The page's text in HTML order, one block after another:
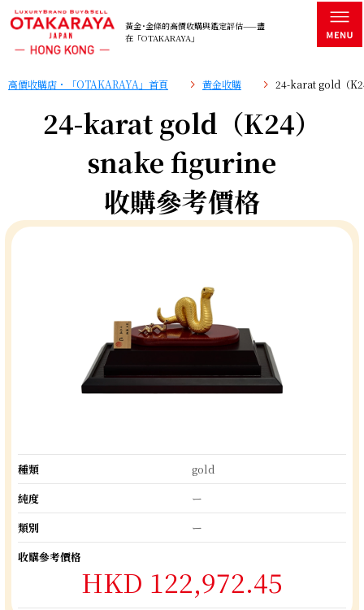
黃金･金條的高價收購與鑑定評估——盡
在「OTAKARAYA」
高價收購店・「OTAKARAYA」首頁 黄金收購 24-karat gold（
24-karat gold（K24）
snake figurine
收購參考價格
種類
gold
純度
ー
類別
ー
收購參考價格
HKD 122,972.45